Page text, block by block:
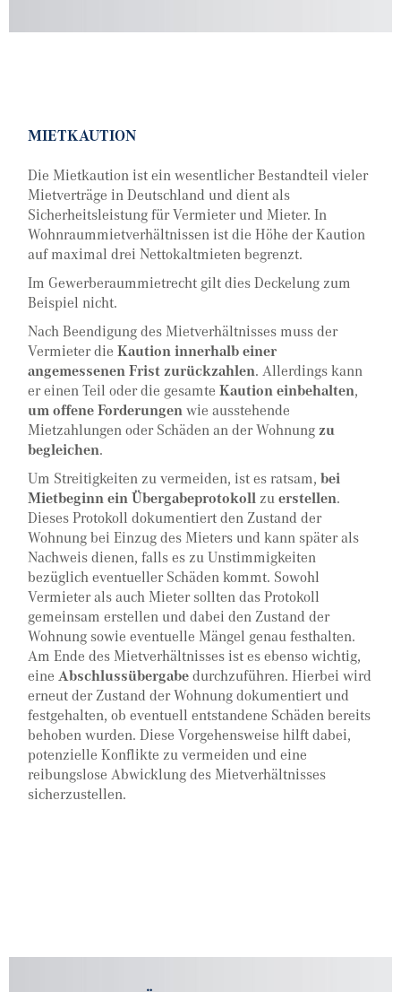
MIETKAUTION
Die Mietkaution ist ein wesentlicher Bestandteil vieler
Mietverträge in Deutschland und dient als
Sicherheitsleistung für Vermieter und Mieter. In
Wohnraummietverhältnissen ist die Höhe der Kaution
auf maximal drei Nettokaltmieten begrenzt.
Im Gewerberaummietrecht gilt dies Deckelung zum
Beispiel nicht.
Nach Beendigung des Mietverhältnisses muss der
Vermieter dieKaution innerhalb einer
angemessenen Frist zurückzahlen. Allerdings kann
er einen Teil oder die gesamteKaution einbehalten,
um offene Forderungenwie ausstehende
Mietzahlungen oder Schäden an der Wohnungzu
begleichen.
Um Streitigkeiten zu vermeiden, ist es ratsam,bei
Mietbeginn ein Übergabeprotokollzuerstellen.
Dieses Protokoll dokumentiert den Zustand der
Wohnung bei Einzug des Mieters und kann später als
Nachweis dienen, falls es zu Unstimmigkeiten
bezüglich eventueller Schäden kommt. Sowohl
Vermieter als auch Mieter sollten das Protokoll
gemeinsam erstellen und dabei den Zustand der
Wohnung sowie eventuelle Mängel genau festhalten.
Am Ende des Mietverhältnisses ist es ebenso wichtig,
eineAbschlussübergabedurchzuführen. Hierbei wird
erneut der Zustand der Wohnung dokumentiert und
festgehalten, ob eventuell entstandene Schäden bereits
behoben wurden. Diese Vorgehensweise hilft dabei,
potenzielle Konflikte zu vermeiden und eine
reibungslose Abwicklung des Mietverhältnisses
sicherzustellen.